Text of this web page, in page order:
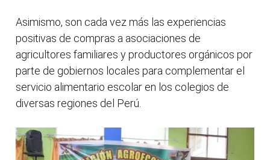
Asimismo, son cada vez más las experiencias
positivas de compras a asociaciones de
agricultores familiares y productores orgánicos por
parte de gobiernos locales para complementar el
servicio alimentario escolar en los colegios de
diversas regiones del Perú.